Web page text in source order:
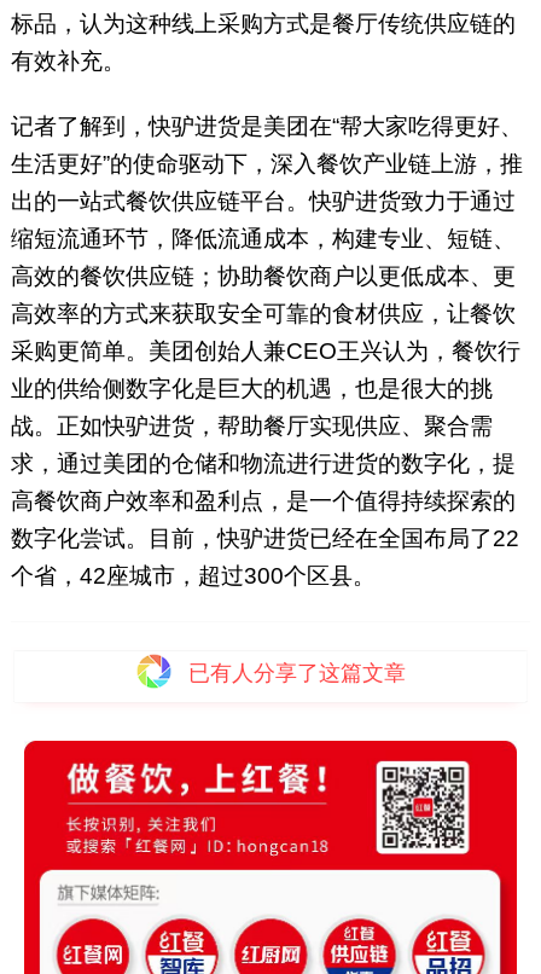
标品，认为这种线上采购方式是餐厅传统供应链的
有效补充。
记者了解到，快驴进货是美团在“帮大家吃得更好、
生活更好”的使命驱动下，深入餐饮产业链上游，推
出的一站式餐饮供应链平台。快驴进货致力于通过
缩短流通环节，降低流通成本，构建专业、短链、
高效的餐饮供应链；协助餐饮商户以更低成本、更
高效率的方式来获取安全可靠的食材供应，让餐饮
采购更简单。美团创始人兼CEO王兴认为，餐饮行
业的供给侧数字化是巨大的机遇，也是很大的挑
战。正如快驴进货，帮助餐厅实现供应、聚合需
求，通过美团的仓储和物流进行进货的数字化，提
高餐饮商户效率和盈利点，是一个值得持续探索的
数字化尝试。目前，快驴进货已经在全国布局了22
个省，42座城市，超过300个区县。
已有人分享了这篇文章